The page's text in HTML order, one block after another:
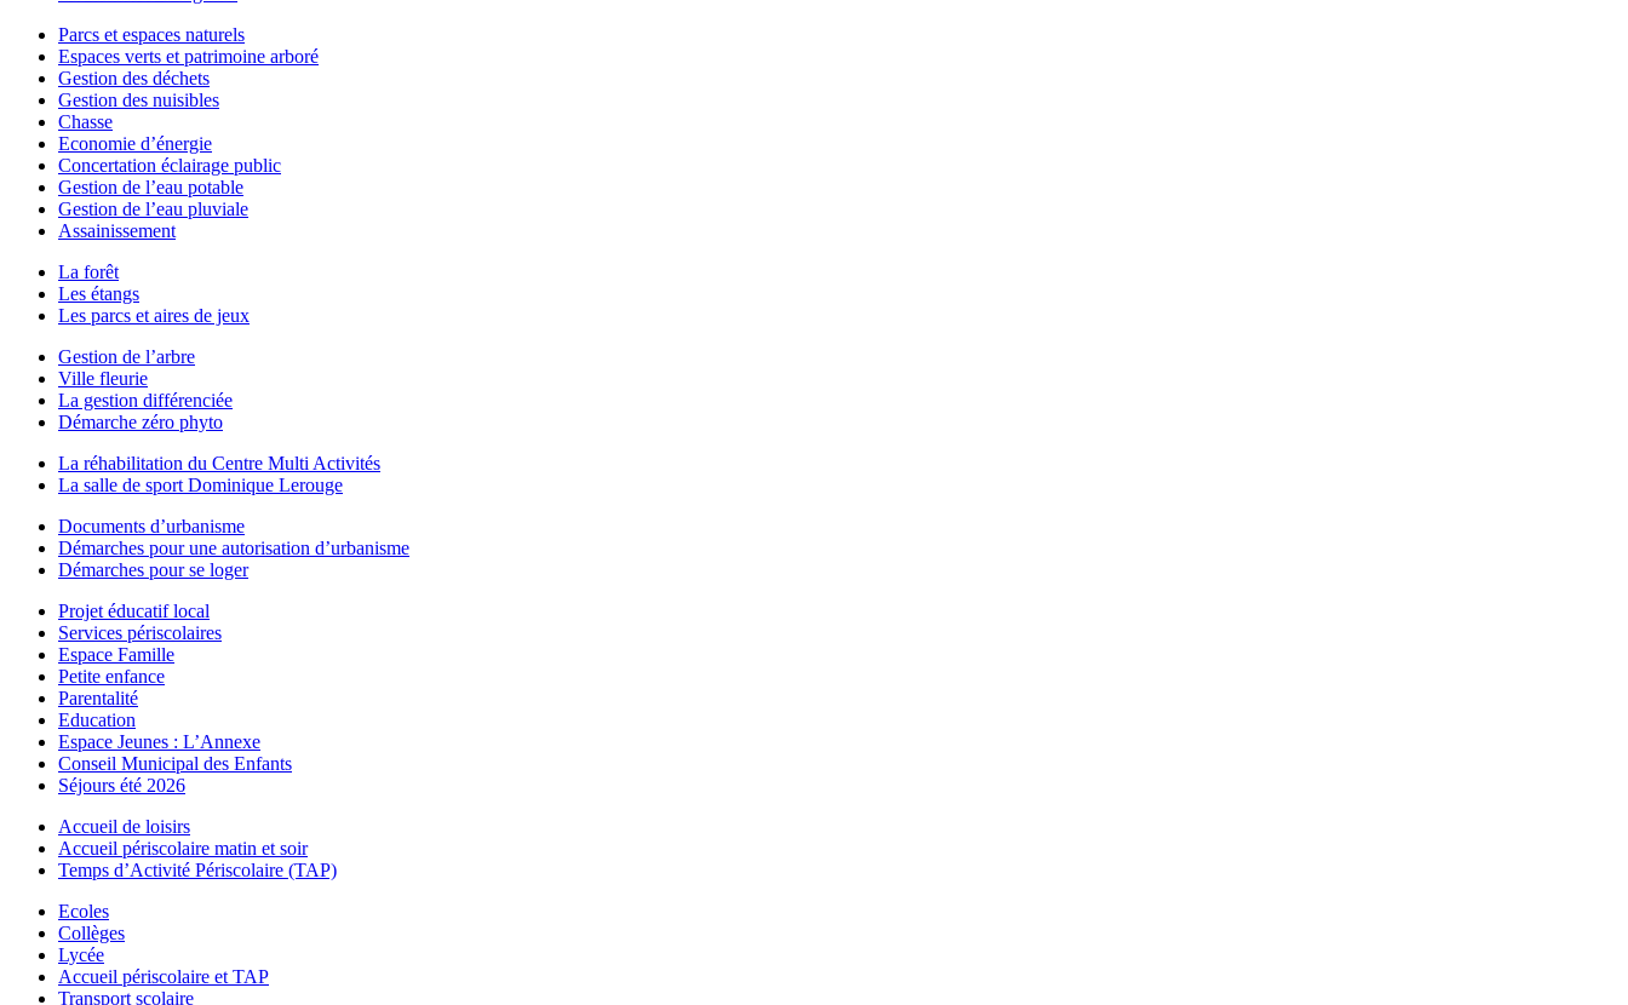
Parcs et espaces naturels
Espaces verts et patrimoine arboré
Gestion des déchets
Gestion des nuisibles
Chasse
Economie d’énergie
Concertation éclairage public
Gestion de l’eau potable
Gestion de l’eau pluviale
Assainissement
La forêt
Les étangs
Les parcs et aires de jeux
Gestion de l’arbre
Ville fleurie
La gestion différenciée
Démarche zéro phyto
La réhabilitation du Centre Multi Activités
La salle de sport Dominique Lerouge
Documents d’urbanisme
Démarches pour une autorisation d’urbanisme
Démarches pour se loger
Projet éducatif local
Services périscolaires
Espace Famille
Petite enfance
Parentalité
Education
Espace Jeunes : L’Annexe
Conseil Municipal des Enfants
Séjours été 2026
Accueil de loisirs
Accueil périscolaire matin et soir
Temps d’Activité Périscolaire (TAP)
Ecoles
Collèges
Lycée
Accueil périscolaire et TAP
Transport scolaire